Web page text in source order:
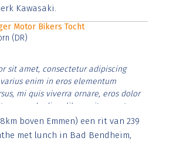
Kawasaki.
Motor Bikers Tocht
(DR)
sit amet, consectetur adipiscing
enim in eros elementum
mi quis viverra ornare, eros dolor
commodo diam libero vitae erat.
et justo cursus id rutrum lorem
sem vitae risus tristique posuere.
boven Emmen) een rit van 239
met lunch in Bad Bendheim,